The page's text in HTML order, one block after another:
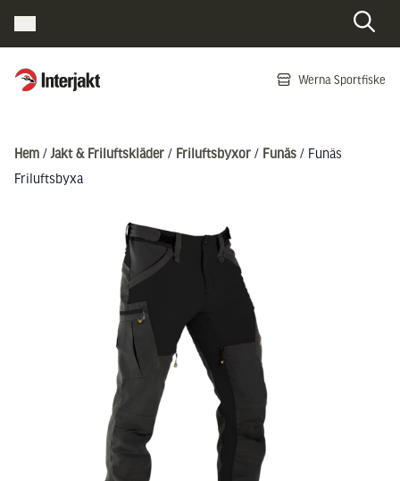
Interjakt SE Werna Sportfiske
Hem / Jakt & Friluftskläder / Friluftsbyxor / Funäs / Funäs
Friluftsbyxa